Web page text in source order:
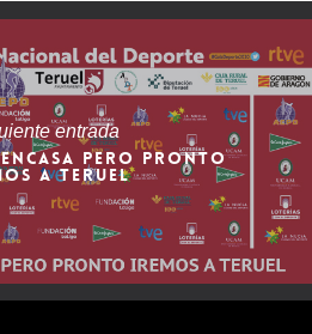
entrada
PERO PRONTO
A TERUEL